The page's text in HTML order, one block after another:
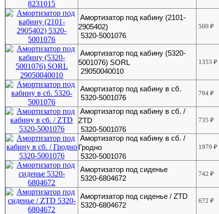
Амортизатор под кабину (2101-
2905402)
5320-5001076
500₽
Амортизатор под кабину (5320-
5001076) SORL
29050040010
1353₽
Амортизатор под кабину в сб.
5320-5001076
794₽
Амортизатор под кабину в сб. /
ZTD
5320-5001076
735₽
Амортизатор под кабину в сб. /
Гродно
5320-5001076
1979₽
Амортизатор под сиденье
5320-6804672
742₽
Амортизатор под сиденье / ZTD
5320-6804672
672₽